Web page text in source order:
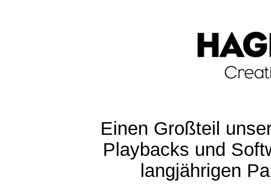
Einen Großteil
Playbacks und
langjährigen